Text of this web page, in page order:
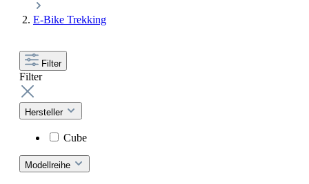
E-Bike Trekking
Filter
Filter
Hersteller
Cube
Modellreihe